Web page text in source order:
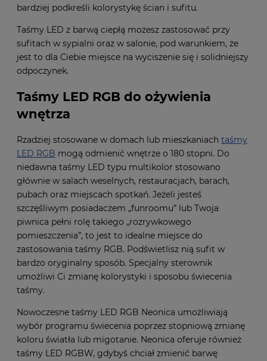
bardziej podkreśli kolorystykę ścian i sufitu.
Taśmy LED z barwą ciepłą możesz zastosować przy
sufitach w sypialni oraz w salonie, pod warunkiem, że
jest to dla Ciebie miejsce na wyciszenie się i solidniejszy
odpoczynek.
Taśmy LED RGB do ożywienia
wnętrza
Rzadziej stosowane w domach lub mieszkaniach taśmy
LED RGB mogą odmienić wnętrze o 180 stopni. Do
niedawna taśmy LED typu multikolor stosowano
głównie w salach weselnych, restauracjach, barach,
pubach oraz miejscach spotkań. Jeżeli jesteś
szczęśliwym posiadaczem „funroomu” lub Twoja
piwnica pełni rolę takiego „rozrywkowego
pomieszczenia”, to jest to idealne miejsce do
zastosowania taśmy RGB. Podświetlisz nią sufit w
bardzo oryginalny sposób. Specjalny sterownik
umożliwi Ci zmianę kolorystyki i sposobu świecenia
taśmy.
Nowoczesne taśmy LED RGB Neonica umożliwiają
wybór programu świecenia poprzez stopniową zmianę
koloru światła lub migotanie. Neonica oferuje również
taśmy LED RGBW, gdybyś chciał zmienić barwę